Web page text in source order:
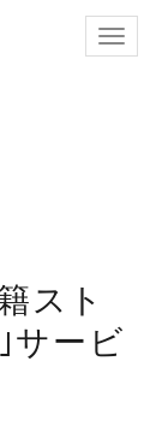
ナビ
スト
サービ